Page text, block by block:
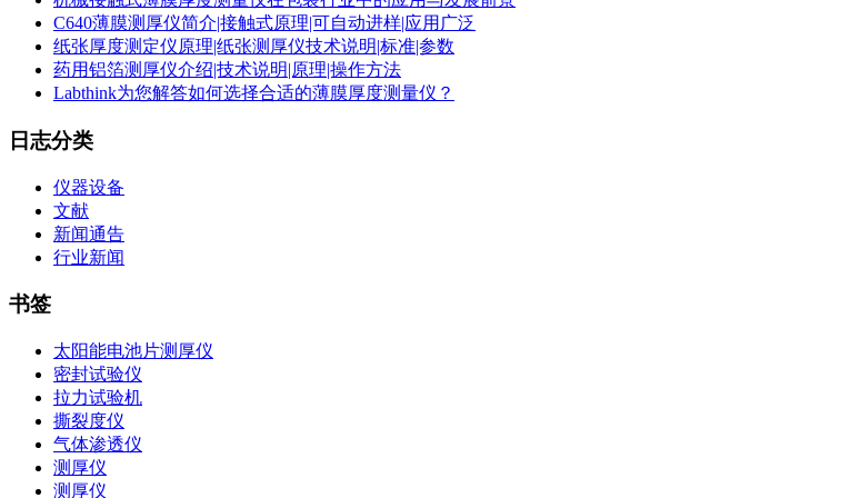
C640薄膜测厚仪简介|接触式原理|可自动进样|应用广泛
纸张厚度测定仪原理|纸张测厚仪技术说明|标准|参数
药用铝箔测厚仪介绍|技术说明|原理|操作方法
Labthink为您解答如何选择合适的薄膜厚度测量仪？
日志分类
仪器设备
文献
新闻通告
行业新闻
书签
太阳能电池片测厚仪
密封试验仪
拉力试验机
撕裂度仪
气体渗透仪
测厚仪
测厚仪